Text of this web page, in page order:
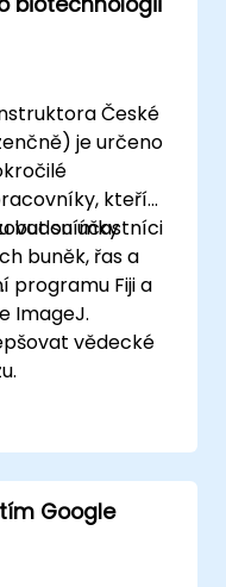
s tvorbou,
systémů na
a
při využívání
obličejů.
České
je určeno
kteří
snímky
buněk, řas a
budou účastníci
programu Fiji a
ImageJ.
vědecké
měření ploch.
se úkoly pomocí
konkrétním
v rámci
Google